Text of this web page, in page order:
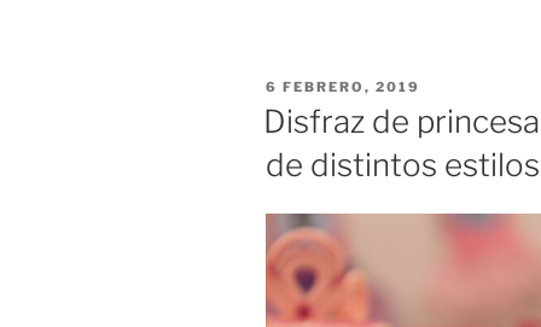
niña:
una
con
PUBLICADO
EL
6 FEBRERO, 2019
Disfraz de
de distintos